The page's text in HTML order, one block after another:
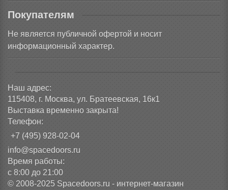
Покупателям
Не является публичной офертой и носит
информационный характер.
Наш адрес:
115408, г. Москва, ул. Братеевская, 16к1
Выставка временно закрыта!
Телефон:
+7 (495) 928-02-04
info@spacedoors.ru
Время работы:
с 8:00 до 21:00
© 2008-2025 Spacedoors.ru - интернет-магазин